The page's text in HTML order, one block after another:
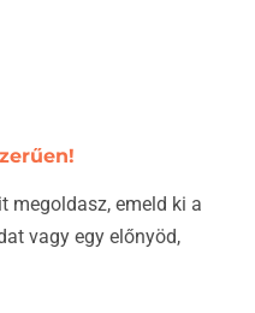
megoldasz, emeld ki a
vagy egy előnyöd,